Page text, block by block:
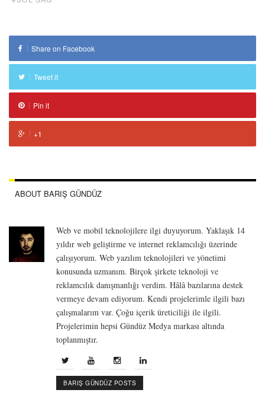
Share on Facebook
Tweet it
Pin it
+1
ABOUT BARIŞ GÜNDÜZ
Web ve mobil teknolojilere ilgi duyuyorum. Yaklaşık 14
yıldır web geliştirme ve internet reklamcılığı üzerinde
çalışıyorum. Web yazılım teknolojileri ve yönetimi
konusunda uzmanım. Birçok şirkete teknoloji ve
reklamcılık danışmanlığı verdim. Hâlâ bazılarına destek
vermeye devam ediyorum. Kendi projelerimle ilgili bazı
çalışmalarım var. Çoğu içerik üreticiliği ile ilgili.
Projelerimin hepsi Gündüz Medya markası altında
toplanmıştır.
BARIŞ GÜNDÜZ POSTS